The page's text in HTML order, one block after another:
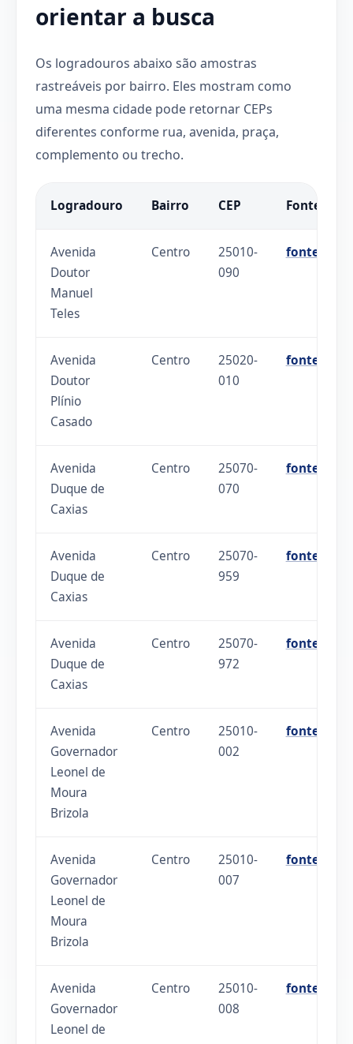
orientar a busca
Os logradouros abaixo são amostras
rastreáveis por bairro. Eles mostram como
uma mesma cidade pode retornar CEPs
diferentes conforme rua, avenida, praça,
complemento ou trecho.
Logradouro Bairro CEP Fonte
Avenida
Doutor
Manuel
Teles
Centro
25010-
090
fonte
Avenida
Doutor
Plínio
Casado
Centro
25020-
010
fonte
Avenida
Duque de
Caxias
Centro
25070-
070
fonte
Avenida
Duque de
Caxias
Centro
25070-
959
fonte
Avenida
Duque de
Caxias
Centro
25070-
972
fonte
Avenida
Governador
Leonel de
Moura
Brizola
Centro
25010-
002
fonte
Avenida
Governador
Leonel de
Moura
Brizola
Centro
25010-
007
fonte
Avenida
Governador
Leonel de
Centro
25010-
008
fonte